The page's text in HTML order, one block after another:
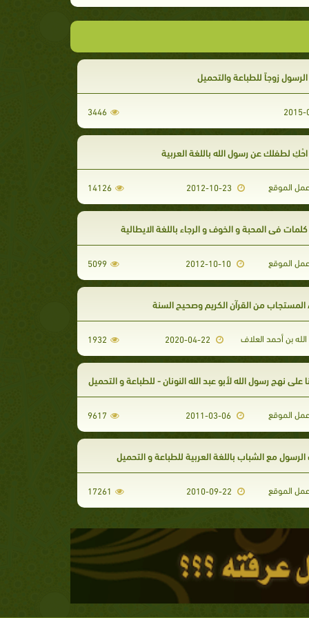
زوجاً للطباعة والتحميل
3446
لطفلك عن رسول الله باللغة العربية
الموقع 14126
في المحبة و الخوف و الرجاء باللغة الايطالية
الموقع 2012-10-10
5099
المستجاب من القرآن الكريم وصحيح السنة
بن أحمد العلاف 1932
على نهج رسول الله لأبو عبد الله النونان - للطباعة و التحميل
الموقع 2011-03-06
9617
مع الشباب باللغة العربية للطباعة و التحميل
الموقع 17261